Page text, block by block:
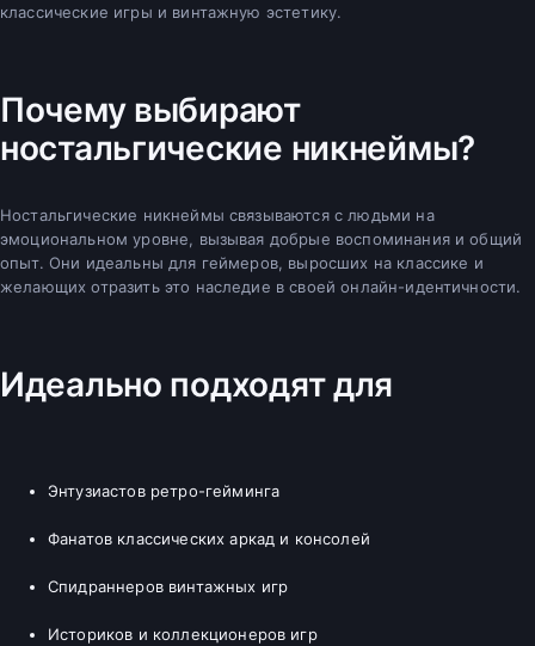
классические игры и винтажную эстетику.
Почему выбирают
ностальгические никнеймы?
Ностальгические никнеймы связываются с людьми на
эмоциональном уровне, вызывая добрые воспоминания и общий
опыт. Они идеальны для геймеров, выросших на классике и
желающих отразить это наследие в своей онлайн-идентичности.
Идеально подходят для
Энтузиастов ретро-гейминга
Фанатов классических аркад и консолей
Спидраннеров винтажных игр
Историков и коллекционеров игр